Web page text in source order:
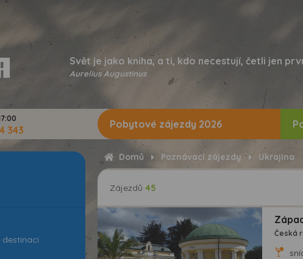
Svět je jako kniha, a ti, kdo necestují, četli jen
Aurelius Augustinus
343 Pobytové zájezdy 2026
Domů Poznávací zájezdy Ukrajina
Zájezdů 45
Česká